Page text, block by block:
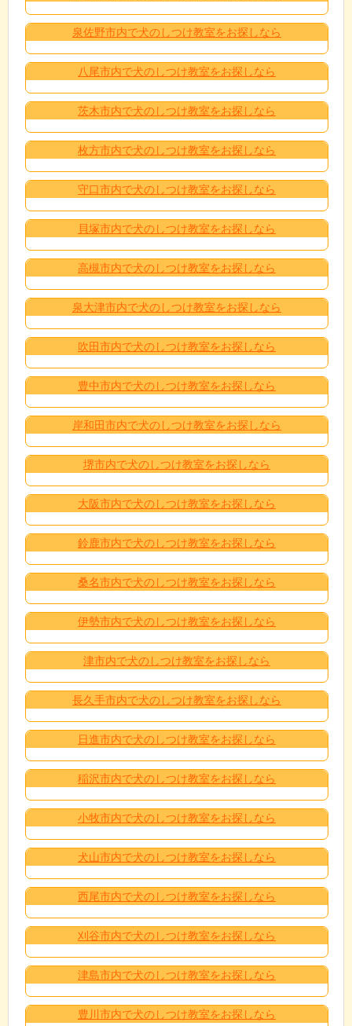
泉佐野市内で犬のしつけ教室をお探しなら
八尾市内で犬のしつけ教室をお探しなら
茨木市内で犬のしつけ教室をお探しなら
枚方市内で犬のしつけ教室をお探しなら
守口市内で犬のしつけ教室をお探しなら
貝塚市内で犬のしつけ教室をお探しなら
高槻市内で犬のしつけ教室をお探しなら
泉大津市内で犬のしつけ教室をお探しなら
吹田市内で犬のしつけ教室をお探しなら
豊中市内で犬のしつけ教室をお探しなら
岸和田市内で犬のしつけ教室をお探しなら
堺市内で犬のしつけ教室をお探しなら
大阪市内で犬のしつけ教室をお探しなら
鈴鹿市内で犬のしつけ教室をお探しなら
桑名市内で犬のしつけ教室をお探しなら
伊勢市内で犬のしつけ教室をお探しなら
津市内で犬のしつけ教室をお探しなら
長久手市内で犬のしつけ教室をお探しなら
日進市内で犬のしつけ教室をお探しなら
稲沢市内で犬のしつけ教室をお探しなら
小牧市内で犬のしつけ教室をお探しなら
犬山市内で犬のしつけ教室をお探しなら
西尾市内で犬のしつけ教室をお探しなら
刈谷市内で犬のしつけ教室をお探しなら
津島市内で犬のしつけ教室をお探しなら
豊川市内で犬のしつけ教室をお探しなら